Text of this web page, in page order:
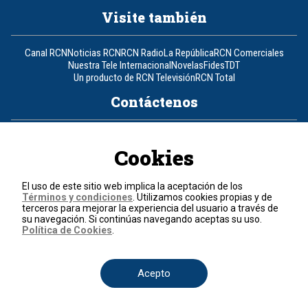
Visite también
Canal RCNNoticias RCNRCN RadioLa RepúblicaRCN Comerciales
Nuestra Tele InternacionalNovelasFidesTDT
Un producto de RCN TelevisiónRCN Total
Contáctenos
Política de cookies
Términos y condiciones
© 2026, RCN Medios.
Todos los derechos reservados.
Cookies
El uso de este sitio web implica la aceptación de los
Términos y condiciones . Utilizamos cookies propias y de
terceros para mejorar la experiencia del usuario a través de
su navegación. Si continúas navegando aceptas su uso.
Política de Cookies
Acepto